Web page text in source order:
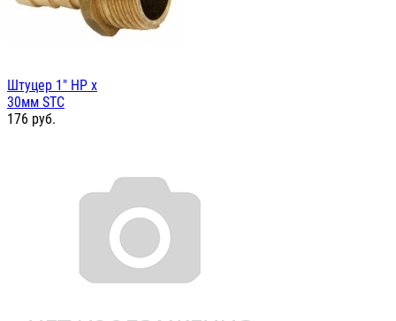
Штуцер 1" НР х
30мм STC
176 руб.